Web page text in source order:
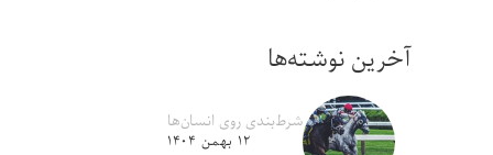
آخرین نوشته‌ها
شرط‌بندی روی انسان‌ها
۱۲ بهمن ۱۴۰۴